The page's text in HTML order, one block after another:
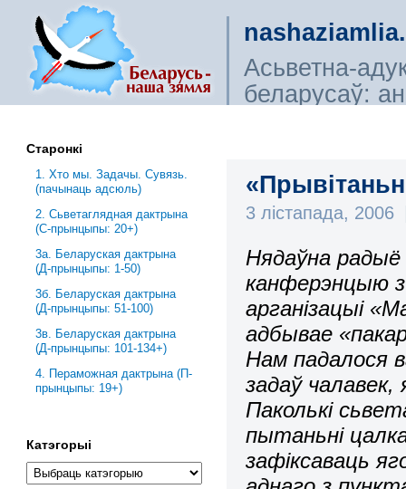
Асьветна-
беларусаў:
3 лістапада, 2006
Нядаўна радыё
канферэнцыю з
арганізацыі
адбывае
Нам падалося
задаў чалавек,
Паколькі
пытаньні
зафіксаваць
Старонкі
1. Хто мы. Задачы. Сувязь.
(пачынаць адсюль)
2. Сьветаглядная дактрына
(С-прынцыпы: 20+)
3a. Беларуская дактрына
(Д-прынцыпы: 1-50)
3б. Беларуская дактрына
(Д-прынцыпы: 51-100)
3в. Беларуская дактрына
(Д-прынцыпы: 101-134+)
4. Пераможная дактрына (П-
прынцыпы: 19+)
Катэгорыі